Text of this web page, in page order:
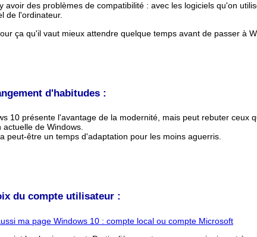
avoir des problèmes de compatibilité : avec les logiciels qu'on
de l'ordinateur.
ça qu'il vaut mieux attendre quelque temps avant de passer à
d'habitudes :
10 présente l'avantage de la modernité, mais peut rebuter ceux
actuelle de Windows.
peut-être un temps d'adaptation pour les moins aguerris.
du compte utilisateur :
ma page Windows 10 : compte local ou compte Microsoft